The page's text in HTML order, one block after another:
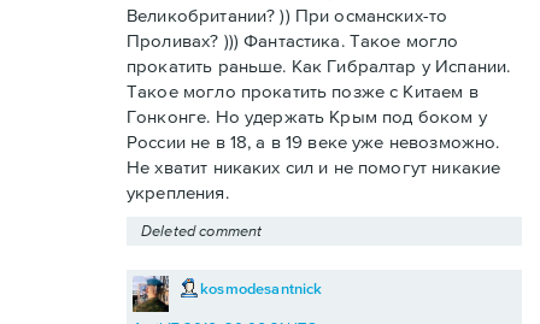
Великобритании? )) При османских-то
Проливах? ))) Фантастика. Такое могло
прокатить раньше. Как Гибралтар у Испании.
Такое могло прокатить позже с Китаем в
Гонконге. Но удержать Крым под боком у
России не в 18, а в 19 веке уже невозможно.
Не хватит никаких сил и не помогут никакие
укрепления.
Deleted comment
kosmodesantnick